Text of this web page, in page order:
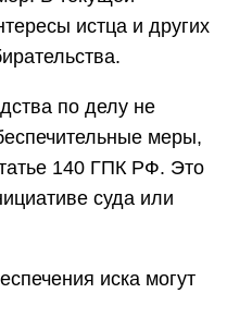
истца и других
по делу не
меры,
140 ГПК РФ. Это
суда или
иска могут